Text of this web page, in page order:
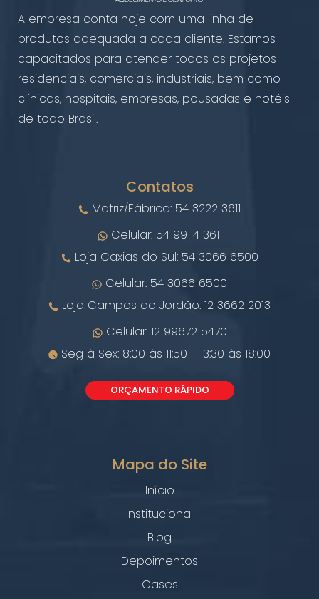
A empresa conta hoje com uma linha de
produtos adequada a cada cliente. Estamos
capacitados para atender todos os projetos
residenciais, comerciais, industriais, bem como
clínicas, hospitais, empresas, pousadas e hotéis
de todo Brasil.
Contatos
Matriz/Fábrica: 54 3222 3611
Celular: 54 99114 3611
Loja Caxias do Sul: 54 3066 6500
Celular: 54 3066 6500
Loja Campos do Jordão: 12 3662 2013
Celular: 12 99672 5470
Seg à Sex: 8:00 às 11:50 - 13:30 às 18:00
ORÇAMENTO RÁPIDO
Mapa do Site
Início
Institucional
Blog
Depoimentos
Cases